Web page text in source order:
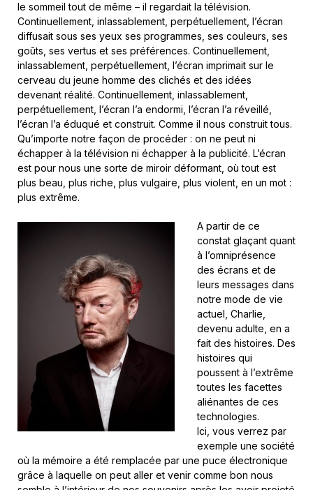
le sommeil tout de même – il regardait la télévision.
Continuellement, inlassablement, perpétuellement, l’écran
diffusait sous ses yeux ses programmes, ses couleurs, ses
goûts, ses vertus et ses préférences. Continuellement,
inlassablement, perpétuellement, l’écran imprimait sur le
cerveau du jeune homme des clichés et des idées
devenant réalité. Continuellement, inlassablement,
perpétuellement, l’écran l’a endormi, l’écran l’a réveillé,
l’écran l’a éduqué et construit. Comme il nous construit tous.
Qu’importe notre façon de procéder : on ne peut ni
échapper à la télévision ni échapper à la publicité. L’écran
est pour nous une sorte de miroir déformant, où tout est
plus beau, plus riche, plus vulgaire, plus violent, en un mot :
plus extrême.
A partir de ce
constat glaçant quant
à l’omniprésence
des écrans et de
leurs messages dans
notre mode de vie
actuel, Charlie,
devenu adulte, en a
fait des histoires. Des
histoires qui
poussent à l’extrême
toutes les facettes
aliénantes de ces
technologies.
Ici, vous verrez par
exemple une société
où la mémoire a été remplacée par une puce électronique
grâce à laquelle on peut aller et venir comme bon nous